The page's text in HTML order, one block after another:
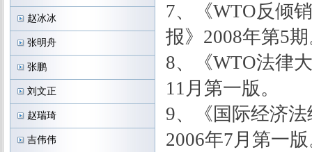
赵冰冰
张明舟
张鹏
刘文正
赵瑞琦
吉伟伟
7、《WTO反倾
报》2008年第5
8、《WTO法律
11月第一版。
9、《国际经济
2006年7月第一